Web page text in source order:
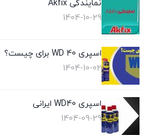
نمایندگی Akfix
1404-10-29
اسپری WD 40 برای چیست؟
1404-10-02
اسپری WD40 ایرانی
1404-09-29